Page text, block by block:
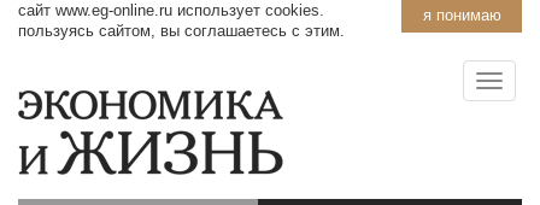
я понимаю
сайт www.eg-online.ru использует cookies.
пользуясь сайтом, вы соглашаетесь с этим.